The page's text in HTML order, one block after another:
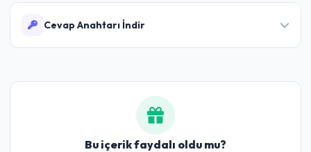
Cevap Anahtarı İndir
Bu içerik faydalı oldu mu?